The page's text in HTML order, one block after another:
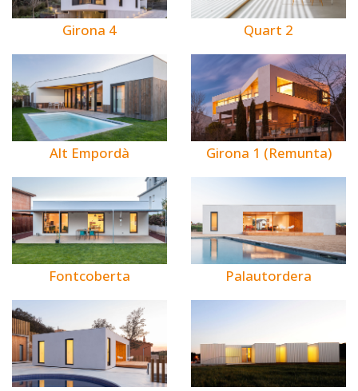
Girona 4 Quart 2
Alt Empordà Girona 1 (Remunta)
Fontcoberta Palautordera